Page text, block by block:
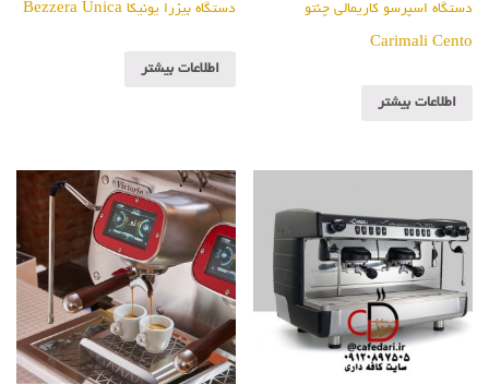
دستگاه اسپرسو کاریمالی چنتو
Carimali Cento
اطلاعات بیشتر
دستگاه بیزرا یونیکا Bezzera Unica
اطلاعات بیشتر